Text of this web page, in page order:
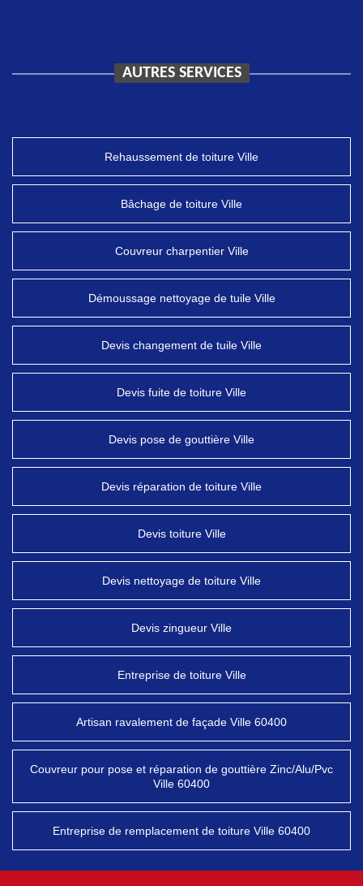
AUTRES SERVICES
Rehaussement de toiture Ville
Bâchage de toiture Ville
Couvreur charpentier Ville
Démoussage nettoyage de tuile Ville
Devis changement de tuile Ville
Devis fuite de toiture Ville
Devis pose de gouttière Ville
Devis réparation de toiture Ville
Devis toiture Ville
Devis nettoyage de toiture Ville
Devis zingueur Ville
Entreprise de toiture Ville
Artisan ravalement de façade Ville 60400
Couvreur pour pose et réparation de gouttière Zinc/Alu/Pvc
Ville 60400
Entreprise de remplacement de toiture Ville 60400